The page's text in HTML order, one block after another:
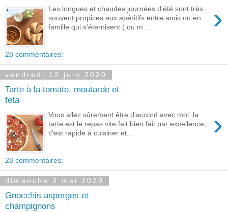
›
Les longues et chaudes journées d'été sont très
souvent propices aux apéritifs entre amis ou en
famille qui s'éternisent ( ou m...
28 commentaires:
vendredi 12 juin 2020
Tarte à la tomate, moutarde et
feta
›
Vous allez sûrement être d'accord avec moi, la
tarte est le repas vite fait bien fait par excellence,
c'est rapide à cuisiner et...
28 commentaires:
dimanche 3 mai 2020
Gnocchis asperges et
champignons